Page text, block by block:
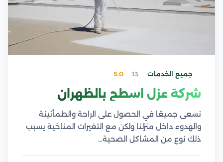
جميع الخدمات 13
5.0
شركة عزل اسطح بالظهران
نسعى جميعًا في الحصول على الراحة والطمأنينة
والهدوء داخل منزلنا ولكن مع التغيرات المناخية يسبب
ذلك نوع من المشاكل الصحية…